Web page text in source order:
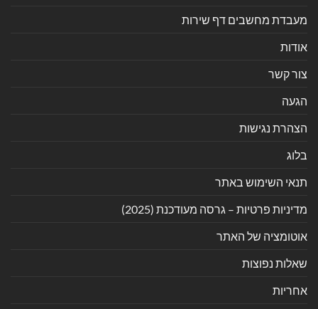
מעבדת מחשבים דף שירות
אודות
צור קשר
הגעה
הצהרת נגישות
בלוג
תנאי השימוש באתר
מדיניות פרטיות – גרסה מעודכנת (2025)
אוטומציה של האתר
שאלות נפוצות
אחריות